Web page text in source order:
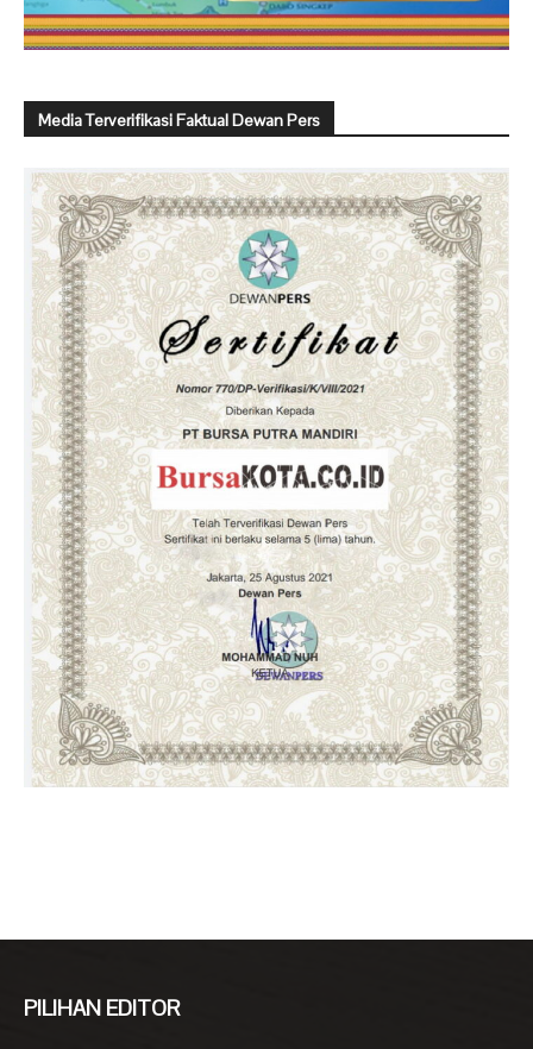
Media Terverifikasi Faktual Dewan Pers
PILIHAN EDITOR